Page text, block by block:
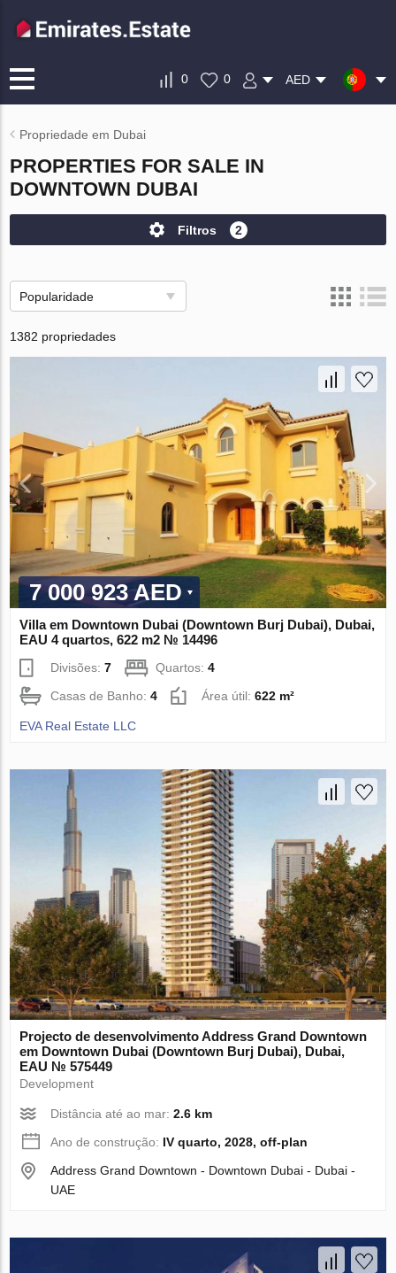
0 0 AED
Propriedade em Dubai
PROPERTIES FOR SALE IN
DOWNTOWN DUBAI
Filtros 2
Popularidade
1382 propriedades
7 000 923 AED
Villa em Downtown Dubai (Downtown Burj Dubai), Dubai,
EAU 4 quartos, 622 m2 № 14496
Divisões:7 Quartos:4
Casas de Banho:4 Área útil:622 m²
EVA Real Estate LLC
Projecto de desenvolvimento Address Grand Downtown
em Downtown Dubai (Downtown Burj Dubai), Dubai,
EAU № 575449
Development
Distância até ao mar:2.6 km
Ano de construção: IV quarto, 2028, off-plan
Address Grand Downtown - Downtown Dubai - Dubai -
UAE